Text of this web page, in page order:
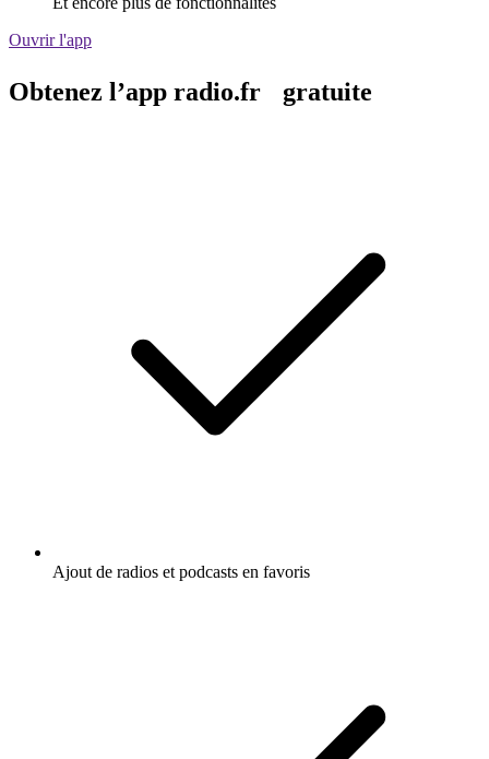
Ouvrir l'app
Obtenez l’app radio.fr gratuite
Ajout de radios et podcasts en favoris